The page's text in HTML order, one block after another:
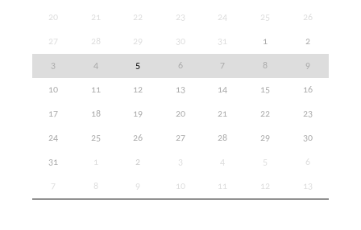
20 21 22 23 24 25 26
27 28 29 30 31 1 2
3 4 5 6 7 8 9
10 11 12 13 14 15 16
17 18 19 20 21 22 23
24 25 26 27 28 29 30
31 1 2 3 4 5 6
7 8 9 10 11 12 13